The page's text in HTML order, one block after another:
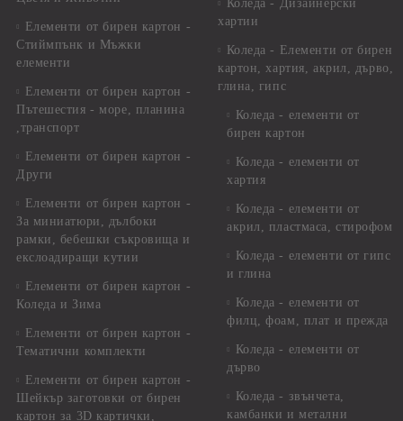
Елементи от бирен картон -
Стиймпънк и Мъжки
елементи
Елементи от бирен картон -
Пътешестия - море, планина
,транспорт
Елементи от бирен картон -
Други
Елементи от бирен картон -
За миниатюри, дълбоки
рамки, бебешки съкровища и
екслоадиращи кутии
Елементи от бирен картон -
Коледа и Зима
Елементи от бирен картон -
Тематични комплекти
Елементи от бирен картон -
Шейкър заготовки от бирен
картон за 3D картички,
Коледа - Дизайнерски
хартии
Коледа - Eлементи от бирен
картон, хартия, акрил, дърво,
глина, гипс
Коледа - елементи от
бирен картон
Коледа - елементи от
хартия
Коледа - елементи от
акрил, пластмаса, стирофом
Коледа - елементи от гипс
и глина
Коледа - елементи от
филц, фоам, плат и прежда
Коледа - елементи от
дърво
Коледа - звънчета,
камбанки и метални